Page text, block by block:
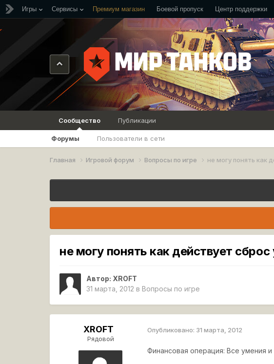
Игры Сервисы Премиум магазин Боевой пропуск Центр поддержки
Сообщество
Форумы Пользователи в сети
Публикации
Главная Игровой форум Вопросы по игре не могу понять как
не могу понять как действует
Автор: XROFT
31 марта, 2012 в Вопросы по игре
XROFT
Рядовой
Опубликовано: 31 марта, 2012
Финансовая операция: Все умения